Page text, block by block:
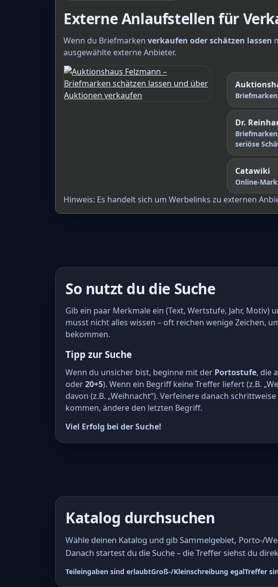
Externe Anlaufstellen für
Wenn du Briefmarken verkaufen oder schätzen lassen
ausgewählte externe Anbieter.
Dr.
seriöse
Catawiki
Online-
Hinweis: Es handelt sich um Werbelinks zu externen
So nutzt du die Suche
Gib ein paar Merkmale ein (Text, Wertstufe, Jahr, Motiv)
musst nicht alles wissen – oft reichen wenige Zeichen,
bekommen.
Tipp zur Suche
Wenn du unsicher bist, beginne mit der Portostufe, die
oder20+5). Wenn ein Begriff keine Treffer liefert (z.B.
davon (z.B. „Weihnacht“). Verfeinere danach
kommen, ändere den letzten Begriff.
Viel Erfolg bei der Suche!
Katalog durchsuchen
Wähle deinen Katalog und gib Sammelgebiet, Porto-/
Danach startest du die Suche – die Treffer siehst du
Teileingaben sind erlaubtGroß-/Kleinschreibung egalTreffer